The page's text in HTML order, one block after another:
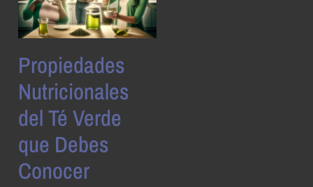
Propiedades
Nutricionales
del Té Verde
que Debes
Conocer